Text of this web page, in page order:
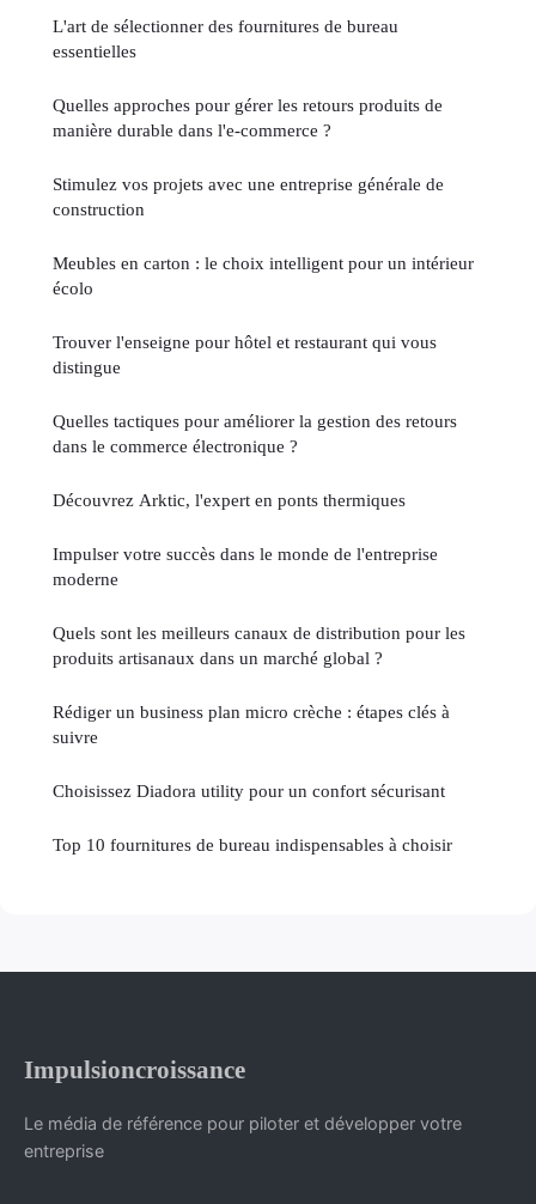
L'art de sélectionner des fournitures de bureau
essentielles
Quelles approches pour gérer les retours produits de
manière durable dans l'e-commerce ?
Stimulez vos projets avec une entreprise générale de
construction
Meubles en carton : le choix intelligent pour un intérieur
écolo
Trouver l'enseigne pour hôtel et restaurant qui vous
distingue
Quelles tactiques pour améliorer la gestion des retours
dans le commerce électronique ?
Découvrez Arktic, l'expert en ponts thermiques
Impulser votre succès dans le monde de l'entreprise
moderne
Quels sont les meilleurs canaux de distribution pour les
produits artisanaux dans un marché global ?
Rédiger un business plan micro crèche : étapes clés à
suivre
Choisissez Diadora utility pour un confort sécurisant
Top 10 fournitures de bureau indispensables à choisir
Impulsioncroissance
Le média de référence pour piloter et développer votre
entreprise